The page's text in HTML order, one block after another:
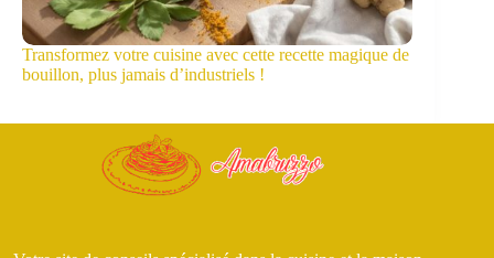
Transformez votre cuisine avec cette recette magique de
bouillon, plus jamais d’industriels !